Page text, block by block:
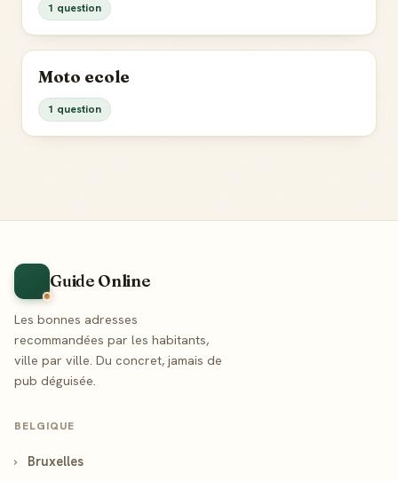
1 question
Moto ecole
1 question
Guide Online
Les bonnes adresses
recommandées par les habitants,
ville par ville. Du concret, jamais de
pub déguisée.
BELGIQUE
›
Bruxelles